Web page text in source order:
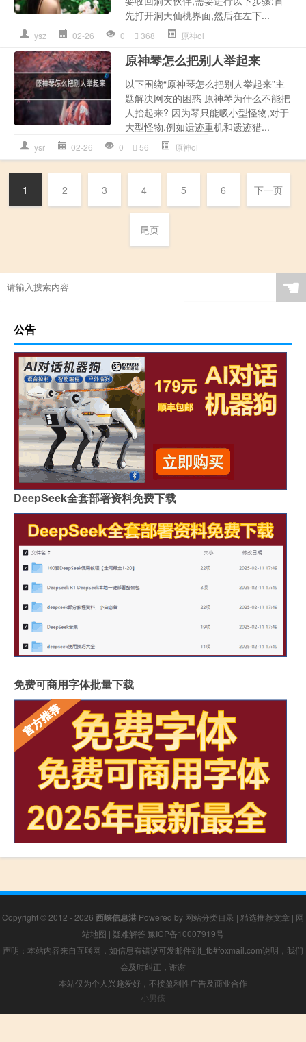
先打开洞天仙桃界面,然后在左下...
ysz 02-26 0 368 原神ol
原神琴怎么把别人举起来
以下围绕“原神琴怎么把别人举起来”主
题解决网友的困惑 原神琴为什么不能把
人抬起来? 因为琴只能吸小型怪物,对于
大型怪物,例如遗迹重机和遗迹猎...
ysr 02-26 0 56 原神ol
1 2 3 4 5 6 下一页
尾页
☚
公告
DeepSeek全套部署资料免费下载
免费可商用字体批量下载
Copyright © 2012 - 2026 西峡信息港 Powered by 网站分类目录 | 精选推荐文章 | 网
站地图 | 疑难解答 豫ICP备10007919号
声明：本站内容来自互联网，如信息有错误可发邮件到f_fb#foxmail.com说明，我们
会及时纠正，谢谢
本站仅为个人兴趣爱好，不接盈利性广告及商业合作
小男孩